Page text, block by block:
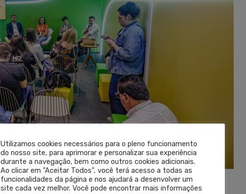
Utilizamos cookies necessários para o pleno funcionamento
do nosso site, para aprimorar e personalizar sua experiência
durante a navegação, bem como outros cookies adicionais.
Ao clicar em "Aceitar Todos", você terá acesso a todas as
funcionalidades da página e nos ajudará a desenvolver um
site cada vez melhor. Você pode encontrar mais informações